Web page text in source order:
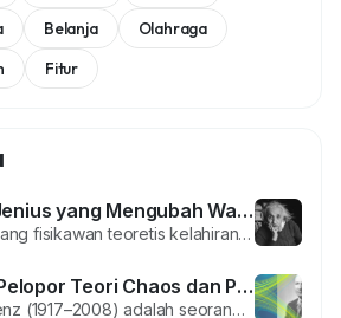
Belanja
Olahraga
Fitur
Albert Einstein: Jenius yang Mengubah Wajah Ilmu Pengetahuan
Albert Einstein, seorang fisikawan teoretis kelahiran Jerman, adalah salah satu tokoh paling ikonik dalam sejarah ilmu pengetahuan. Lahir pada 14 Maret 1879 di Ulm, Kerajaan Württemberg, Jerman, Einstein dikenal sebagai pencetus teori relativitas yang merevolusi cara kita memahami alam semesta. Penemuannya tidak hanya memengaruhi fisika, tetapi juga teknologi modern yang kita nikmati saat...
Edward Lorenz: Pelopor Teori Chaos dan Penemu Butterfly Effect
Edward Norton Lorenz (1917–2008) adalah seorang ahli meteorologi dan matematikawan asal Amerika Serikat yang dikenal sebagai bapak teori chaos. Temuannya tentang Butterfly Effect membuka jalan baru dalam memahami sistem kompleks yang tampaknya acak tetapi sebenarnya mengikuti pola tertentu. Karyanya tidak hanya merevolusi ilmu meteorologi tetapi juga memengaruhi banyak bidang lain,...